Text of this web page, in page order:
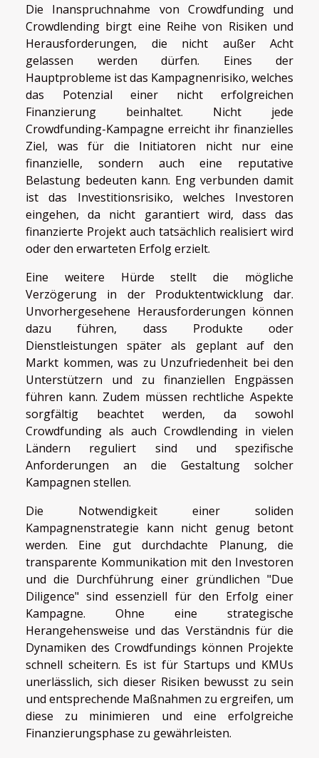
Die Inanspruchnahme von Crowdfunding und
Crowdlending birgt eine Reihe von Risiken und
Herausforderungen, die nicht außer Acht
gelassen werden dürfen. Eines der
Hauptprobleme ist das Kampagnenrisiko, welches
das Potenzial einer nicht erfolgreichen
Finanzierung beinhaltet. Nicht jede
Crowdfunding-Kampagne erreicht ihr finanzielles
Ziel, was für die Initiatoren nicht nur eine
finanzielle, sondern auch eine reputative
Belastung bedeuten kann. Eng verbunden damit
ist das Investitionsrisiko, welches Investoren
eingehen, da nicht garantiert wird, dass das
finanzierte Projekt auch tatsächlich realisiert wird
oder den erwarteten Erfolg erzielt.
Eine weitere Hürde stellt die mögliche
Verzögerung in der Produktentwicklung dar.
Unvorhergesehene Herausforderungen können
dazu führen, dass Produkte oder
Dienstleistungen später als geplant auf den
Markt kommen, was zu Unzufriedenheit bei den
Unterstützern und zu finanziellen Engpässen
führen kann. Zudem müssen rechtliche Aspekte
sorgfältig beachtet werden, da sowohl
Crowdfunding als auch Crowdlending in vielen
Ländern reguliert sind und spezifische
Anforderungen an die Gestaltung solcher
Kampagnen stellen.
Die Notwendigkeit einer soliden
Kampagnenstrategie kann nicht genug betont
werden. Eine gut durchdachte Planung, die
transparente Kommunikation mit den Investoren
und die Durchführung einer gründlichen "Due
Diligence" sind essenziell für den Erfolg einer
Kampagne. Ohne eine strategische
Herangehensweise und das Verständnis für die
Dynamiken des Crowdfundings können Projekte
schnell scheitern. Es ist für Startups und KMUs
unerlässlich, sich dieser Risiken bewusst zu sein
und entsprechende Maßnahmen zu ergreifen, um
diese zu minimieren und eine erfolgreiche
Finanzierungsphase zu gewährleisten.